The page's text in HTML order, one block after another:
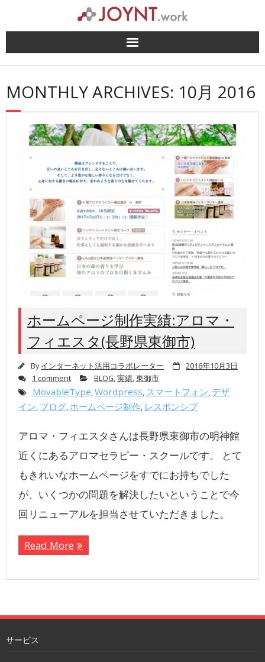
content
MONTHLY ARCHIVES: 10月 2016
ホームページ制作実績:アロマ・
フィエスタ(長野県東御市)
Byインターネット活用コラボレーター
2016年10月3日
1 comment
BLOG,実績,東御市
MovableType,Wordpress, スマートフォン, デザ
イン, ブログ, ホームページ制作, レスポンシブ
アロマ・フィエスタさんは長野県東御市の明神館
近くにあるアロマセラピー・スクールです。 とて
もきれいなホームページをすでにお持ちでした
が、いくつかの問題を解決したいということで今
回リニューアルを担当させていただきました。
Read More
サービス